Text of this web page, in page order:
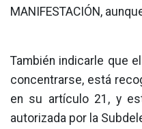
MANIFESTACIÓN,
También indicarle que
concentrarse, está
en su artículo 21, y
autorizada por la